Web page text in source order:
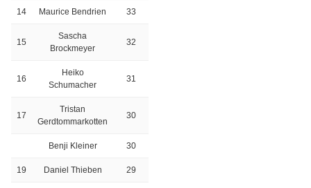
14 Maurice Bendrien 33
15
Sascha
Brockmeyer
32
16
Heiko
Schumacher
31
17
Tristan
Gerdtommarkotten
30
Benji Kleiner 30
19 Daniel Thieben 29